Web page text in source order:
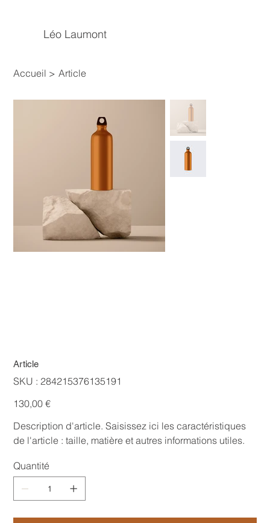
Léo Laumont
Accueil > Article
Article
SKU : SKU
284215376135191
284215376135191
Prix
130,00 €
Description d'article. Saisissez ici les caractéristiques
de l'article : taille, matière et autres informations utiles.
Quantité